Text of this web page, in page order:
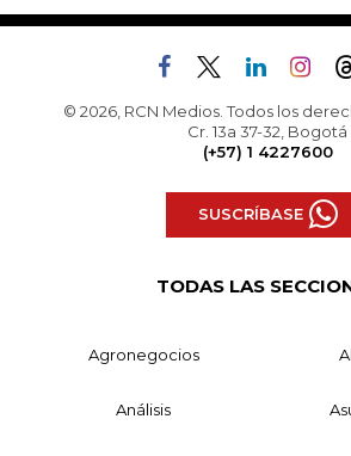
© 2026, RCN Medios. Todos los
Cr. 13a 37-32, Bogotá
(+57) 1 4227600
SUSCRÍBASE
TODAS LAS
Agronegocios
Análisis